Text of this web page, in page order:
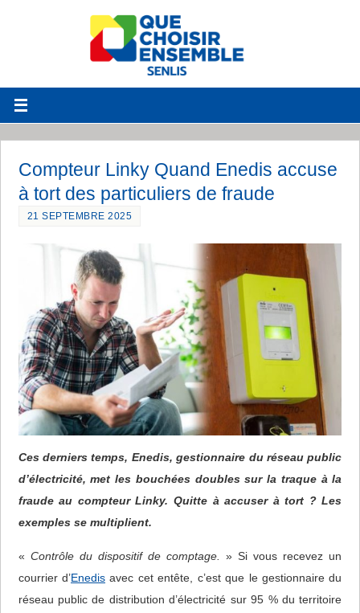
Compteur Linky Quand Enedis accuse
à tort des particuliers de fraude
21 SEPTEMBRE 2025
Ces derniers temps, Enedis, gestionnaire du réseau public
d’électricité, met les bouchées doubles sur la traque à la
fraude au compteur Linky. Quitte à accuser à tort ? Les
exemples se multiplient.
« Contrôle du dispositif de comptage.
» Si vous recevez un
courrier d’Enedis avec cet entête, c’est que le gestionnaire du
réseau public de distribution d’électricité sur 95 % du territoire